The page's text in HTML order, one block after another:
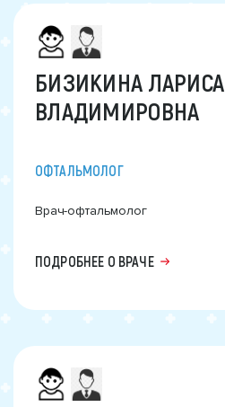
БИЗИКИНА ЛАРИСА
ВЛАДИМИРОВНА
ОФТАЛЬМОЛОГ
Врач-офтальмолог
ПОДРОБНЕЕ О ВРАЧЕ